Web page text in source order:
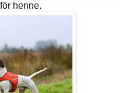
henne.